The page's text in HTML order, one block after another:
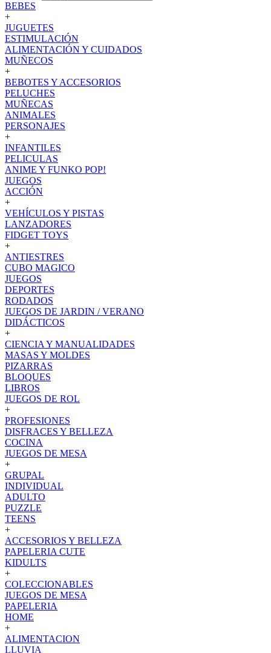
BEBES
+
JUGUETES
ESTIMULACIÓN
ALIMENTACIÓN Y CUIDADOS
MUÑECOS
+
BEBOTES Y ACCESORIOS
PELUCHES
MUÑECAS
ANIMALES
PERSONAJES
+
INFANTILES
PELICULAS
ANIME Y FUNKO POP!
JUEGOS
ACCIÓN
+
VEHÍCULOS Y PISTAS
LANZADORES
FIDGET TOYS
+
ANTIESTRES
CUBO MAGICO
JUEGOS
DEPORTES
RODADOS
JUEGOS DE JARDIN / VERANO
DIDÁCTICOS
+
CIENCIA Y MANUALIDADES
MASAS Y MOLDES
PIZARRAS
BLOQUES
LIBROS
JUEGOS DE ROL
+
PROFESIONES
DISFRACES Y BELLEZA
COCINA
JUEGOS DE MESA
+
GRUPAL
INDIVIDUAL
ADULTO
PUZZLE
TEENS
+
ACCESORIOS Y BELLEZA
PAPELERIA CUTE
KIDULTS
+
COLECCIONABLES
JUEGOS DE MESA
PAPELERIA
HOME
+
ALIMENTACION
LLUVIA